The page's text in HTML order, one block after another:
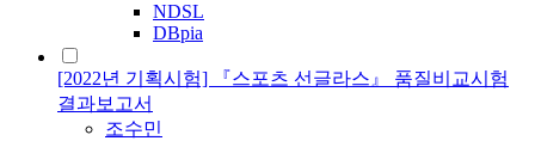
NDSL
DBpia
[2022년 기획시험] 『스포츠 선글라스』 품질비교시험
결과보고서
조수민